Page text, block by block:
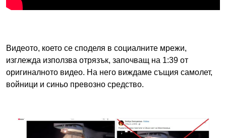
Видеото, което се споделя в социалните мрежи,
изглежда използва отрязък, започващ на 1:39 от
оригиналното видео. На него виждаме същия самолет,
войници и синьо превозно средство.
Image